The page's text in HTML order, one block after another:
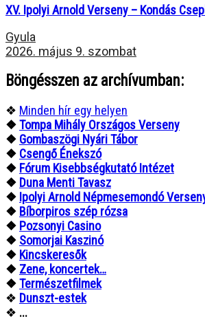
XV. Ipolyi Arnold Verseny – Kondás
Gyula
2026. május 9. szombat
Böngésszen az archívumban:
❖ Minden hír egy helyen
❖Tompa Mihály Országos Verseny
❖ Gombaszögi Nyári Tábor
❖ Csengő Énekszó
❖ Fórum Kisebbségkutató Intézet
❖ Duna Menti Tavasz
❖ Ipolyi Arnold Népmesemondó
❖ Bíborpiros szép rózsa
❖ Pozsonyi Casino
❖ Somorjai Kaszinó
❖ Kincskeresők
❖ Zene, koncertek…
❖Természetfilmek
❖ Dunszt-estek
❖ ...